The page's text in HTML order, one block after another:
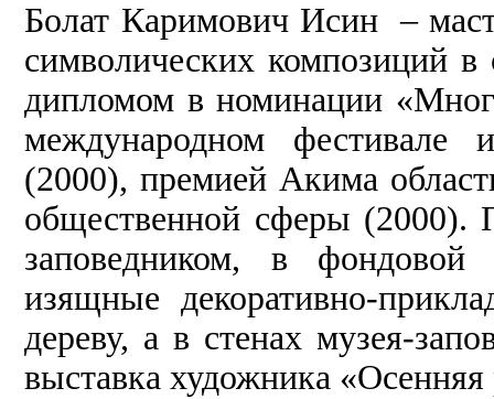
Болат Каримович Исин –
символических композиций
дипломом в номинации
международном фестивале
(2000), премией Акима
общественной сферы (2000).
заповедником, в фондовой
изящные декоративно-
дереву, а в стенах музея-
выставка художника